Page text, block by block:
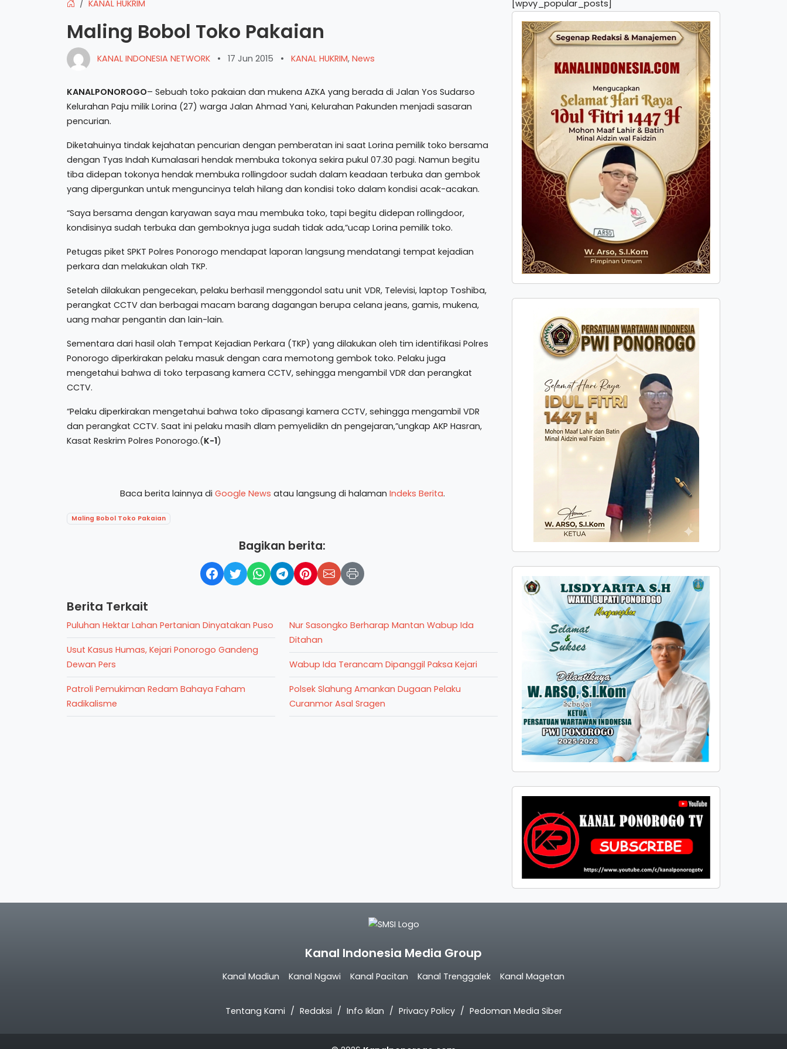
KANAL HUKRIM
Maling Bobol Toko Pakaian
KANAL INDONESIA NETWORK • 17 Jun 2015 • KANAL HUKRIM, News
KANALPONOROGO– Sebuah toko pakaian dan mukena AZKA yang berada di Jalan Yos Sudarso
Kelurahan Paju milik Lorina (27) warga Jalan Ahmad Yani, Kelurahan Pakunden menjadi sasaran
pencurian.
Diketahuinya tindak kejahatan pencurian dengan pemberatan ini saat Lorina pemilik toko bersama
dengan Tyas Indah Kumalasari hendak membuka tokonya sekira pukul 07.30 pagi. Namun begitu
tiba didepan tokonya hendak membuka rollingdoor sudah dalam keadaan terbuka dan gembok
yang dipergunkan untuk menguncinya telah hilang dan kondisi toko dalam kondisi acak-acakan.
“Saya bersama dengan karyawan saya mau membuka toko, tapi begitu didepan rollingdoor,
kondisinya sudah terbuka dan gemboknya juga sudah tidak ada,”ucap Lorina pemilik toko.
Petugas piket SPKT Polres Ponorogo mendapat laporan langsung mendatangi tempat kejadian
perkara dan melakukan olah TKP.
Setelah dilakukan pengecekan, pelaku berhasil menggondol satu unit VDR, Televisi, laptop Toshiba,
perangkat CCTV dan berbagai macam barang dagangan berupa celana jeans, gamis, mukena,
uang mahar pengantin dan lain-lain.
Sementara dari hasil olah Tempat Kejadian Perkara (TKP) yang dilakukan oleh tim identifikasi Polres
Ponorogo diperkirakan pelaku masuk dengan cara memotong gembok toko. Pelaku juga
mengetahui bahwa di toko terpasang kamera CCTV, sehingga mengambil VDR dan perangkat
CCTV.
“Pelaku diperkirakan mengetahui bahwa toko dipasangi kamera CCTV, sehingga mengambil VDR
dan perangkat CCTV. Saat ini pelaku masih dlam pemyelidikn dn pengejaran,”ungkap AKP Hasran,
Kasat Reskrim Polres Ponorogo.(K-1)
Baca berita lainnya di Google News atau langsung di halaman Indeks Berita.
Maling Bobol Toko Pakaian
Bagikan berita:
Berita Terkait
Puluhan Hektar Lahan Pertanian Dinyatakan Puso
Usut Kasus Humas, Kejari Ponorogo Gandeng
Dewan Pers
Patroli Pemukiman Redam Bahaya Faham
Radikalisme
Nur Sasongko Berharap Mantan Wabup Ida
Ditahan
Wabup Ida Terancam Dipanggil Paksa Kejari
Polsek Slahung Amankan Dugaan Pelaku
Curanmor Asal Sragen
[wpvy_popular_posts]
Kanal Indonesia Media Group
Kanal Madiun Kanal Ngawi Kanal Pacitan Kanal Trenggalek Kanal Magetan
Tentang Kami Redaksi Info Iklan Privacy Policy Pedoman Media Siber